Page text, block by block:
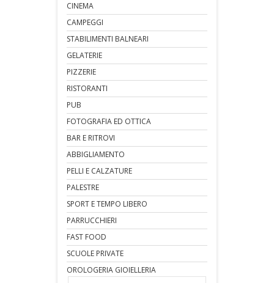
CINEMA
CAMPEGGI
STABILIMENTI BALNEARI
GELATERIE
PIZZERIE
RISTORANTI
PUB
FOTOGRAFIA ED OTTICA
BAR E RITROVI
ABBIGLIAMENTO
PELLI E CALZATURE
PALESTRE
SPORT E TEMPO LIBERO
PARRUCCHIERI
FAST FOOD
SCUOLE PRIVATE
OROLOGERIA GIOIELLERIA